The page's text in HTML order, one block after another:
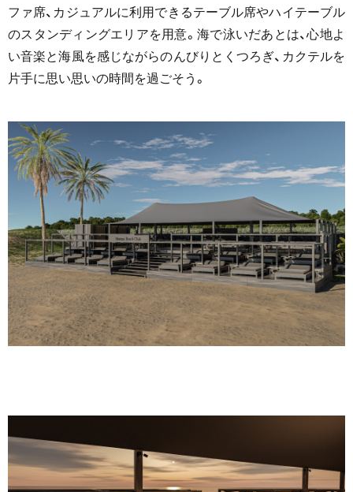
ファ席、カジュアルに利⽤できるテーブル席やハイテーブル
のスタンディングエリアを⽤意。海で泳いだあとは、⼼地よ
い⾳楽と海⾵を感じながらのんびりとくつろぎ、カクテルを
⽚⼿に思い思いの時間を過ごそう。